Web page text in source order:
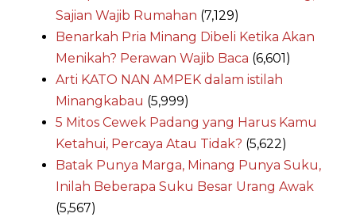
Sajian Wajib Rumahan (7,129)
Benarkah Pria Minang Dibeli Ketika Akan
Menikah? Perawan Wajib Baca (6,601)
Arti KATO NAN AMPEK dalam istilah
Minangkabau (5,999)
5 Mitos Cewek Padang yang Harus Kamu
Ketahui, Percaya Atau Tidak? (5,622)
Batak Punya Marga, Minang Punya Suku,
Inilah Beberapa Suku Besar Urang Awak
(5,567)